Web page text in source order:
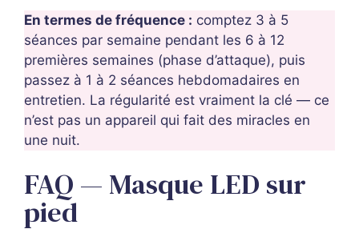
En termes de fréquence : comptez 3 à 5
séances par semaine pendant les 6 à 12
premières semaines (phase d’attaque), puis
passez à 1 à 2 séances hebdomadaires en
entretien. La régularité est vraiment la clé — ce
n’est pas un appareil qui fait des miracles en
une nuit.
FAQ — Masque LED sur
pied